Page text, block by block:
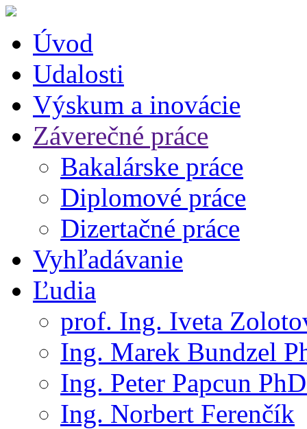
Úvod
Udalosti
Výskum a inovácie
Záverečné práce
Bakalárske práce
Diplomové práce
Dizertačné práce
Vyhľadávanie
Ľudia
prof. Ing. Iveta
Ing. Marek Bundzel
Ing. Peter Papcun
Ing. Norbert Ferenčík